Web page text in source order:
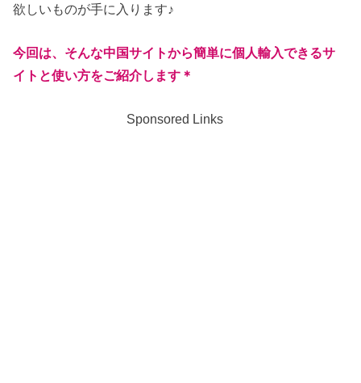
欲しいものが手に入ります♪
今回は、そんな中国サイトから簡単に個人輸入できるサ
イトと使い方をご紹介します＊
Sponsored Links